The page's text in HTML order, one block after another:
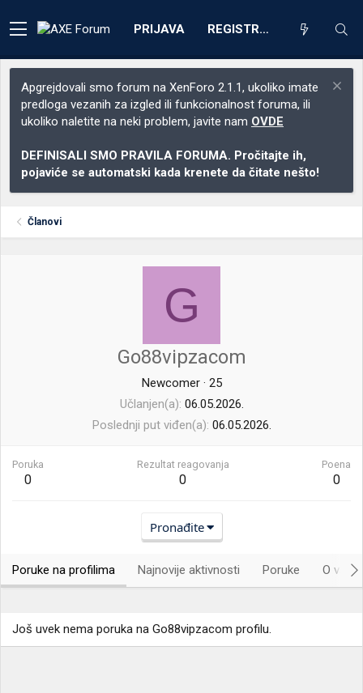
PRIJAVA REGISTRACIJA
Apgrejdovali smo forum na XenForo 2.1.1, ukoliko imate
predloga vezanih za izgled ili funkcionalnost foruma, ili
ukoliko naletite na neki problem, javite nam OVDE
DEFINISALI SMO PRAVILA FORUMA. Pročitajte ih,
pojaviće se automatski kada krenete da čitate nešto!
Članovi
G
Go88vipzacom
Newcomer · 25
Učlanjen(a) 06.05.2026.
Poslednji put viđen(a) 06.05.2026.
Poruka
0
Rezultat reagovanja
0
Poena
0
Pronađite
Poruke na profilima Najnovije aktivnosti Poruke O
Još uvek nema poruka na Go88vipzacom profilu.